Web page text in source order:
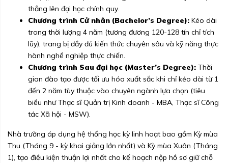
thẳng lên đại học chính quy.
Chương trình Cử nhân (Bachelor’s Degree): Kéo dài
trong thời lượng 4 năm (tương đương 120-128 tín chỉ tích
lũy), trang bị đầy đủ kiến thức chuyên sâu và kỹ năng thực
hành nghề nghiệp thực chiến.
Chương trình Sau đại học (Master’s Degree): Thời
gian đào tạo được tối ưu hóa xuất sắc khi chỉ kéo dài từ 1
đến 2 năm tùy thuộc vào chuyên ngành lựa chọn (tiêu
biểu như Thạc sĩ Quản trị Kinh doanh - MBA, Thạc sĩ Công
tác Xã hội - MSW).
Nhà trường áp dụng hệ thống học kỳ linh hoạt bao gồm Kỳ mùa
Thu (Tháng 9 - kỳ khai giảng lớn nhất) và Kỳ mùa Xuân (Tháng
1), tạo điều kiện thuận lợi nhất cho kế hoạch nộp hồ sơ giữ chỗ